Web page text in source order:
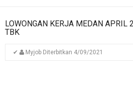
LOWONGAN KERJA MEDAN APRIL
TBK
✔ Myjob Diterbitkan 4/09/2021